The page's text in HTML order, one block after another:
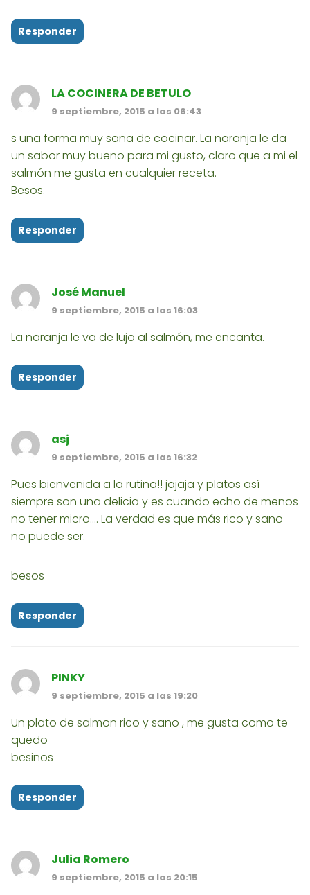
Responder
LA COCINERA DE BETULO
9 septiembre, 2015 a las 06:43
s una forma muy sana de cocinar. La naranja le da
un sabor muy bueno para mi gusto, claro que a mi el
salmón me gusta en cualquier receta.
Besos.
Responder
José Manuel
9 septiembre, 2015 a las 16:03
La naranja le va de lujo al salmón, me encanta.
Responder
asj
9 septiembre, 2015 a las 16:32
Pues bienvenida a la rutina!! jajaja y platos así
siempre son una delicia y es cuando echo de menos
no tener micro.... La verdad es que más rico y sano
no puede ser.
besos
Responder
PINKY
9 septiembre, 2015 a las 19:20
Un plato de salmon rico y sano , me gusta como te
quedo
besinos
Responder
Julia Romero
9 septiembre, 2015 a las 20:15